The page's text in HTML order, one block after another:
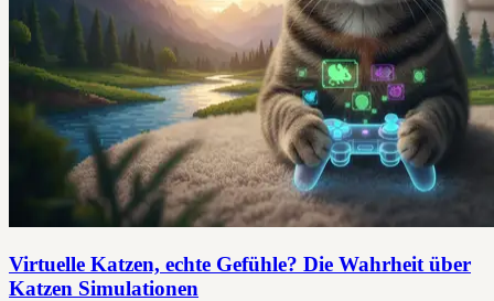
Virtuelle Katzen, echte Gefühle? Die Wahrheit über
Katzen Simulationen